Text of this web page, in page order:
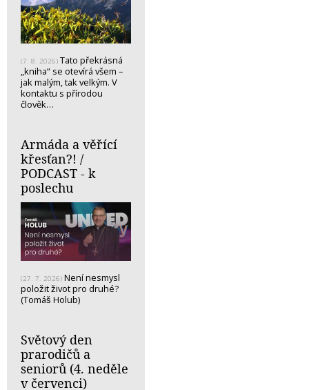
(7. 8. 2026) Tato překrásná
„kniha“ se otevírá všem –
jak malým, tak velkým. V
kontaktu s přírodou
člověk…
Armáda a věřící
křesťan?! /
PODCAST - k
poslechu
(27. 7. 2026) Není nesmysl
položit život pro druhé?
(Tomáš Holub)
Světový den
prarodičů a
seniorů (4. neděle
v červenci)